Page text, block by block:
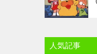
人気記事